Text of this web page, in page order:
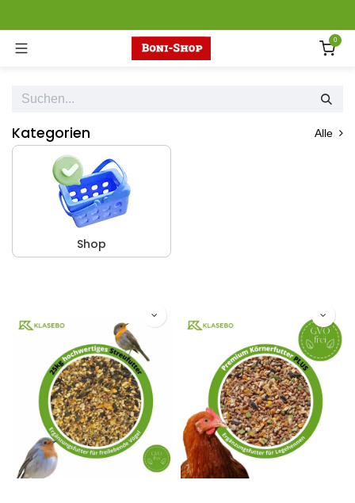
0
Kategorien Alle
Shop